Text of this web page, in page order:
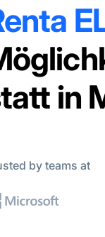
in
by teams at